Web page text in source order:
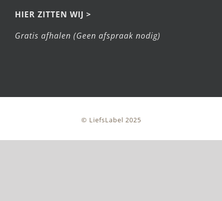
HIER ZITTEN WIJ >
Gratis afhalen (Geen afspraak nodig)
© LiefsLabel 2025